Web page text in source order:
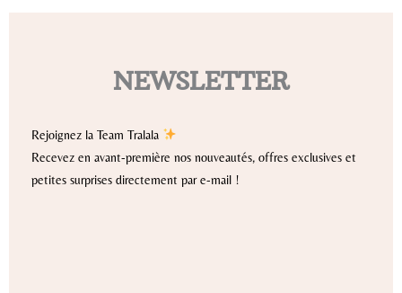
NEWSLETTER
Rejoignez la Team Tralala
Recevez en avant-première nos nouveautés, offres exclusives et
petites surprises directement par e-mail !